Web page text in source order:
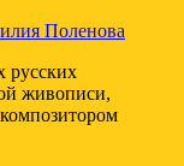
Поленова
русских
живописи,